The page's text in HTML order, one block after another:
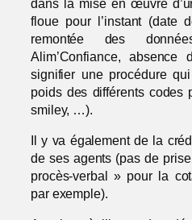
dans la mise en œuvre
floue pour l’instant (date
remontée des
Alim’Confiance,
signifier une procédure
poids des différents codes
smiley, …).
Il y va également de la
de ses agents (pas de
procès-verbal » pour la
par exemple).